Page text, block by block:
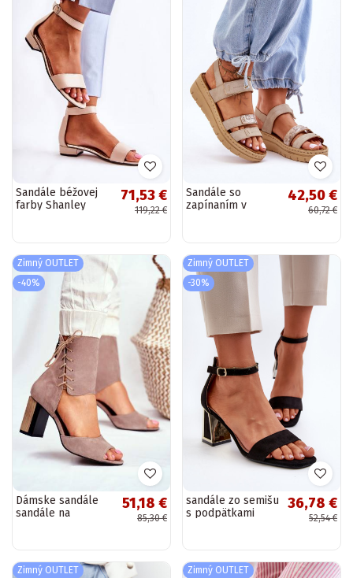
Sandále béžovej
farby Shanley
71,53 €
119,22 €
Sandále so
zapínaním v
42,50 €
60,72 €
Zimný OUTLET
-40%
Dámske sandále
sandále na
51,18 €
85,30 €
Zimný OUTLET
-30%
sandále zo semišu
s podpätkami
36,78 €
52,54 €
Zimný OUTLET
Zimný OUTLET